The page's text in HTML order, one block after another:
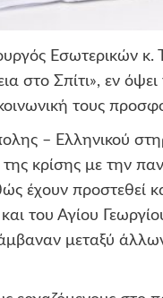
Εσωτερικών κ.
στο Σπίτι», εν
τους
– Ελληνικού
κρίσης με την
έχουν προστεθεί
του Αγίου
μεταξύ